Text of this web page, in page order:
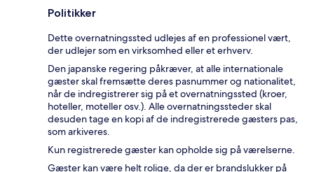
Politikker
Dette overnatningssted udlejes af en professionel vært,
der udlejer som en virksomhed eller et erhverv.
Den japanske regering påkræver, at alle internationale
gæster skal fremsætte deres pasnummer og nationalitet,
når de indregistrerer sig på et overnatningssted (kroer,
hoteller, moteller osv.). Alle overnatningssteder skal
desuden tage en kopi af de indregistrerede gæsters pas,
som arkiveres.
Kun registrerede gæster kan opholde sig på værelserne.
Gæster kan være helt rolige, da der er brandslukker på